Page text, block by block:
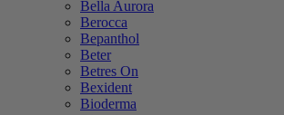
Bella Aurora
Berocca
Bepanthol
Beter
Betres On
Bexident
Bioderma